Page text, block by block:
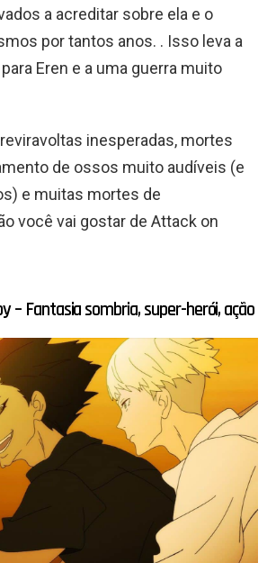
a acreditar sobre ela e o
por tantos anos. . Isso leva a
Eren e a uma guerra muito
inesperadas, mortes
de ossos muito audíveis (e
e muitas mortes de
você vai gostar de Attack on
– Fantasia sombria, super-herói, ação